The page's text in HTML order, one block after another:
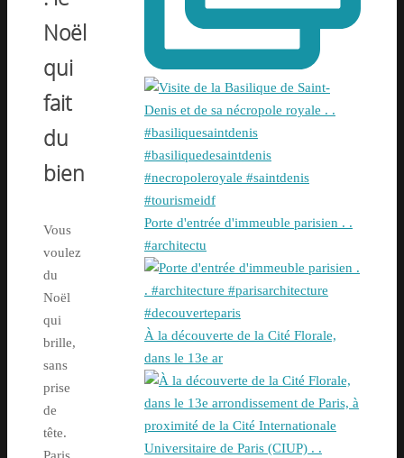
Noël
qui
fait
du
bien
Vous
voulez
du
Noël
qui
brille,
sans
prise
de
tête.
Porte d'entrée d'immeuble parisien . .
#architectu
À la découverte de la Cité Florale,
dans le 13e ar